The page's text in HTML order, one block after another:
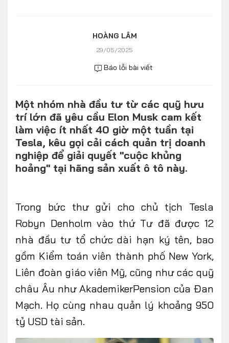
Album ảnh
Video
TRA CỨU XE
DÒNG XE
FOLLOW US
HOÀNG LÂM
29/05/2025
Báo lỗi bài viết
Một nhóm nhà đầu tư từ các quỹ hưu
trí lớn đã yêu cầu Elon Musk cam kết
làm việc ít nhất 40 giờ một tuần tại
Tesla, kêu gọi cải cách quản trị doanh
nghiệp để giải quyết "cuộc khủng
hoảng" tại hãng sản xuất ô tô này.
Trong bức thư gửi cho chủ tịch Tesla
Robyn Denholm vào thứ Tư đã được 12
nhà đầu tư tổ chức dài hạn ký tên, bao
gồm Kiểm toán viên thành phố New York,
Liên đoàn giáo viên Mỹ, cũng như các quỹ
châu Âu như AkademikerPension của Đan
Mạch. Họ cùng nhau quản lý khoảng 950
tỷ USD tài sản.